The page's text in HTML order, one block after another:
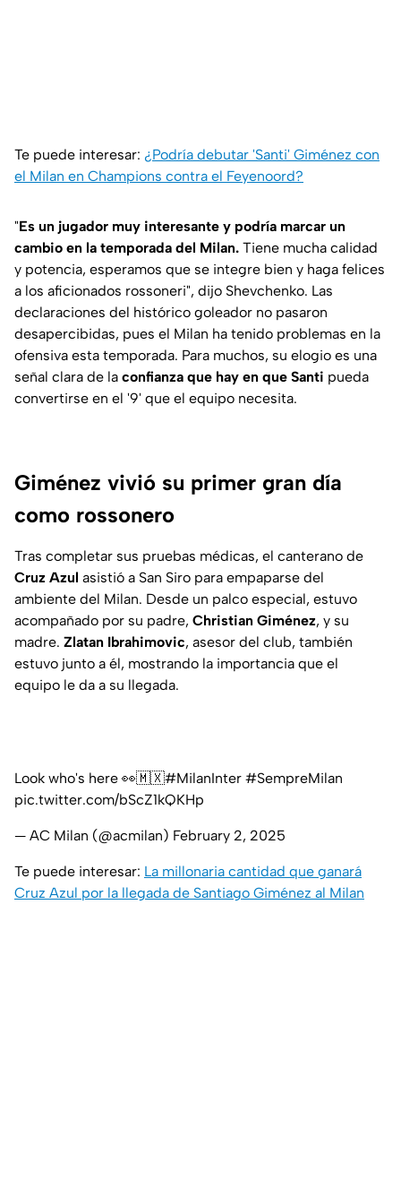
Te puede interesar: ¿Podría debutar 'Santi' Giménez con
el Milan en Champions contra el Feyenoord?
"Es un jugador muy interesante y podría marcar un
cambio en la temporada del Milan. Tiene mucha calidad
y potencia, esperamos que se integre bien y haga felices
a los aficionados rossoneri", dijo Shevchenko. Las
declaraciones del histórico goleador no pasaron
desapercibidas, pues el Milan ha tenido problemas en la
ofensiva esta temporada. Para muchos, su elogio es una
señal clara de la confianza que hay en que Santi pueda
convertirse en el '9' que el equipo necesita.
Giménez vivió su primer gran día
como rossonero
Tras completar sus pruebas médicas, el canterano de
Cruz Azul asistió a San Siro para empaparse del
ambiente del Milan. Desde un palco especial, estuvo
acompañado por su padre, Christian Giménez, y su
madre. Zlatan Ibrahimovic, asesor del club, también
estuvo junto a él, mostrando la importancia que el
equipo le da a su llegada.
Look who's here 👀🇲🇽#MilanInter #SempreMilan
pic.twitter.com/bScZ1kQKHp
— AC Milan (@acmilan) February 2, 2025
Te puede interesar: La millonaria cantidad que ganará
Cruz Azul por la llegada de Santiago Giménez al Milan